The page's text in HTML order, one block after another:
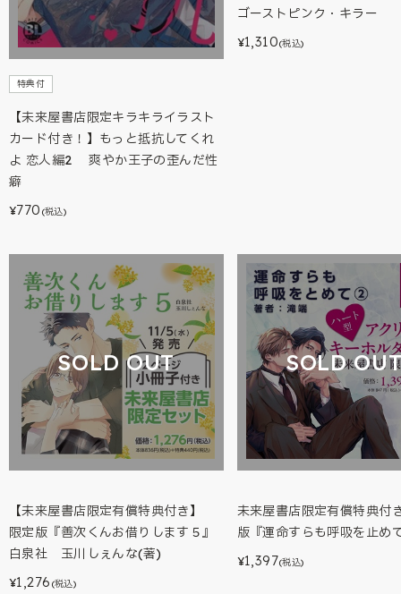
特典付
【未来屋書店限定キラキライラスト
カード付き！】もっと抵抗してくれ
よ 恋人編2 爽やか王子の歪んだ性
癖
¥770 (税込)
ゴーストピンク・キラー
¥1,310(税込)
SOLD OUT
【未来屋書店限定有償特典付き】
限定版『善次くんお借りします５』
白泉社 玉川しぇんな(著)
¥1,276 (税込)
SOLD
未来屋書店限定有償特典
版『運命すらも呼吸を止め
¥1,397(税込)